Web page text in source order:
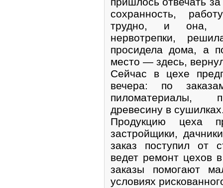
сохранность,
трудно, и она,
нервотрепки,
просидела дома, а
место — здесь,
Сейчас в цехе
вечера: по
пиломатериалы,
древесину в
Продукцию цеха
застройщики,
заказ поступил от
ведет ремонт цехов
заказы помогают
условиях